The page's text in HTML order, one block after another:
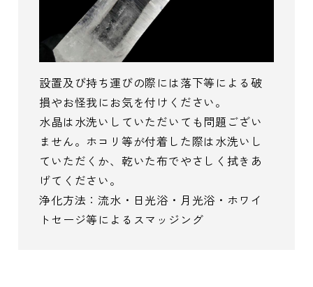
設置及び持ち運びの際には落下等による破
損やお怪我にお気を付けください。
水晶は水洗いしていただいても問題ござい
ません。ホコリ等が付着した際は水洗いし
ていただくか、乾いた布でやさしく拭きあ
げてください。
浄化方法：流水・日光浴・月光浴・ホワイ
トセージ等によるスマッジング